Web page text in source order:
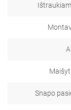
Snapo